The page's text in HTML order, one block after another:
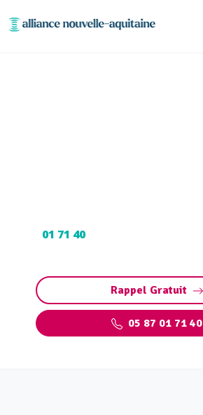
01 71 40
Rappel Gratuit
05 87 01 71 40